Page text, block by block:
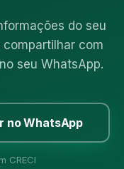
do seu
com
seu WhatsApp.
no WhatsApp
CRECI